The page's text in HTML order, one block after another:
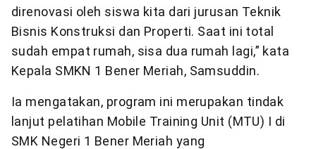
direnovasi oleh siswa kita dari jurusan Teknik
Bisnis Konstruksi dan Properti. Saat ini total
sudah empat rumah, sisa dua rumah lagi,” kata
Kepala SMKN 1 Bener Meriah, Samsuddin.
Ia mengatakan, program ini merupakan tindak
lanjut pelatihan Mobile Training Unit (MTU) I di
SMK Negeri 1 Bener Meriah yang